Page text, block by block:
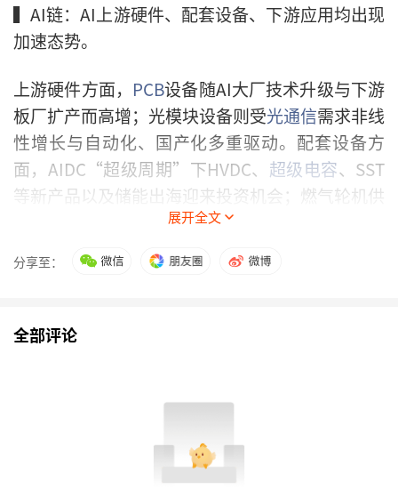
▍ AI链：AI上游硬件、配套设备、下游应用均出现
加速态势。
上游硬件方面， PCB设备随AI大厂技术升级与下游
板厂扩产而高增；光模块设备则受光通信需求非线
性增长与自动化、国产化多重驱动。配套设备方
面，AIDC“超级周期”下HVDC、 超级电容、SST
等新产品以及储能出海迎来投资机会；燃气轮机供
需失衡，我国整机、零部件、成撬与原材料等产业
链环节迎来机遇；液冷泵环节卡位关键，国产屏蔽
泵有望切入。
下游应用方面，“地数天算”产业化加快，“天数
天算”需求迫切，卫星、火箭与太空
产阶段，国产链资本化拉动推动产业链发展，具身
▍复苏链：通用制造业曙光初现，专用设备结构化
展开全文
分享至：
全部评论